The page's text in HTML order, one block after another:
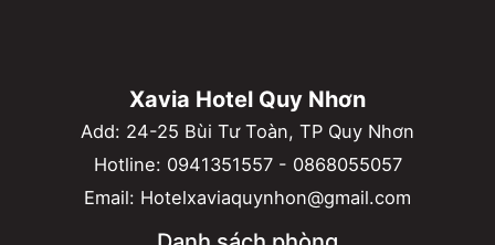
Xavia Hotel Quy Nhơn
Add: 24-25 Bùi Tư Toàn, TP Quy Nhơn
Hotline: 0941351557- 0868055057
Email: Hotelxaviaquynhon@gmail.com